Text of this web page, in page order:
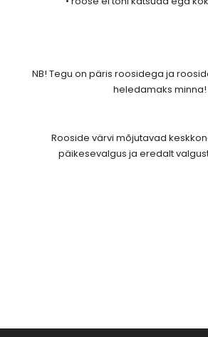
NB! Tegu on päris roosidega ja
heledamaks minna!
Rooside värvi mõjutavad
päikesevalgus ja eredalt